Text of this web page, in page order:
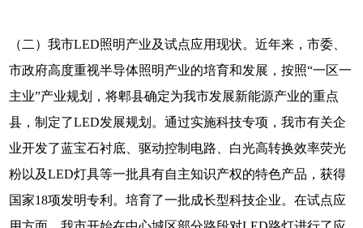
（二）我市LED照明产业及试点应用现状。近年来，市委、
市政府高度重视半导体照明产业的培育和发展，按照“一区一
主业”产业规划，将郫县确定为我市发展新能源产业的重点
县，制定了LED发展规划。通过实施科技专项，我市有关企
业开发了蓝宝石衬底、驱动控制电路、白光高转换效率荧光
粉以及LED灯具等一批具有自主知识产权的特色产品，获得
国家18项发明专利。培育了一批成长型科技企业。在试点应